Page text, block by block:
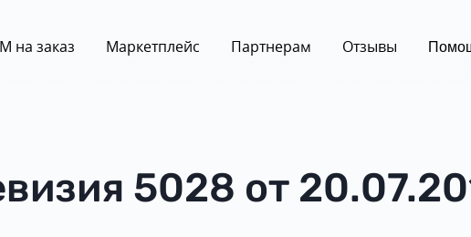
на заказ Маркетплейс Партнерам Отзывы
5028 от